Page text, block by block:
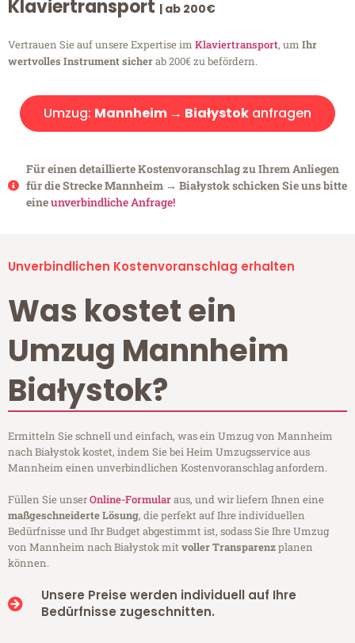
Klaviertransport | ab 200€
Vertrauen Sie auf unsere Expertise im Klaviertransport, um Ihr
wertvolles Instrument sicherab 200€ zu befördern.
Umzug: Mannheim → Białystok anfragen
Für einen detaillierte Kostenvoranschlag zu Ihrem Anliegen
für die Strecke Mannheim → Białystok schicken Sie uns bitte
eineunverbindliche Anfrage!
Unverbindlichen Kostenvoranschlag erhalten
Was kostet ein
Umzug Mannheim
Białystok?
Ermitteln Sie schnell und einfach, was ein Umzug von Mannheim
nach Białystok kostet, indem Sie bei Heim Umzugsservice aus
Mannheim einen unverbindlichen Kostenvoranschlag anfordern.
Füllen Sie unserOnline-Formularaus, und wir liefern Ihnen eine
maßgeschneiderte Lösung, die perfekt auf Ihre individuellen
Bedürfnisse und Ihr Budget abgestimmt ist, sodass Sie Ihre Umzug
von Mannheim nach Białystok mitvoller Transparenzplanen
können.
Unsere Preise werden individuell auf Ihre
Bedürfnisse zugeschnitten.